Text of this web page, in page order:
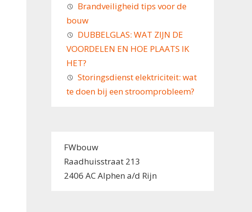
Brandveiligheid tips voor de
bouw
DUBBELGLAS: WAT ZIJN DE
VOORDELEN EN HOE PLAATS IK
HET?
Storingsdienst elektriciteit: wat
te doen bij een stroomprobleem?
FWbouw
Raadhuisstraat 213
2406 AC Alphen a/d Rijn